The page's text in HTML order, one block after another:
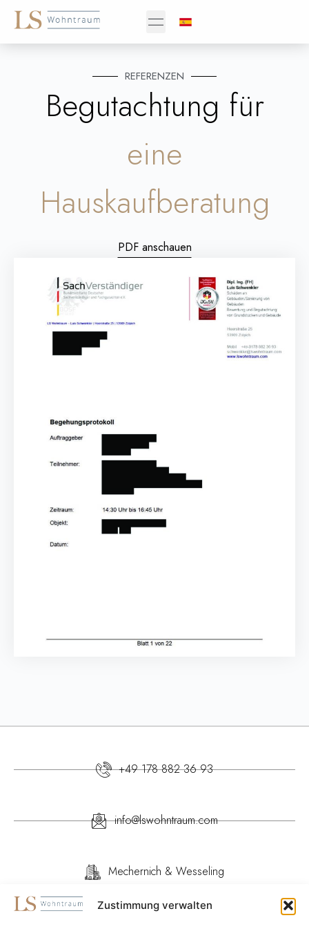
Zustimmung verwalten
Begutachtung für
eine
Hauskaufberatung
REFERENZEN
PDF anschauen
+49 178 882 36 93
info@lswohntraum.com
Mechernich & Wesseling
Regionen: